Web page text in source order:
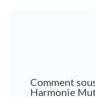
Comment
Harmonie